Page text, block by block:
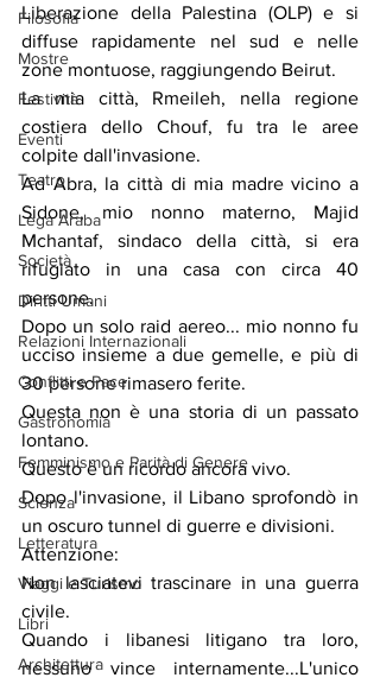
Filosofia
Mostre
Festività
Eventi
Teatro
Lega Araba
Società
Diritti Umani
Relazioni Internazionali
Conflitti e Pace
Gastronomia
Femminismo e Parità di Genere
Scienza
Letteratura
Viaggi e Turismo
Libri
Architettura
Liberazione della Palestina (OLP) e si
diffuse rapidamente nel sud e nelle
zone montuose, raggiungendo Beirut.
La mia città, Rmeileh, nella regione
costiera dello Chouf, fu tra le aree
colpite dall'invasione.
Ad Abra, la città di mia madre vicino a
Sidone, mio nonno materno, Majid
Mchantaf, sindaco della città, si era
rifugiato in una casa con circa 40
persone.
Dopo un solo raid aereo... mio nonno fu
ucciso insieme a due gemelle, e più di
30 persone rimasero ferite.
Questa non è una storia di un passato
lontano.
Questo è un ricordo ancora vivo.
Dopo l'invasione, il Libano sprofondò in
un oscuro tunnel di guerre e divisioni.
Attenzione:
Non lasciatevi trascinare in una guerra
civile.
Quando i libanesi litigano tra loro,
nessuno vince internamente...L'unico